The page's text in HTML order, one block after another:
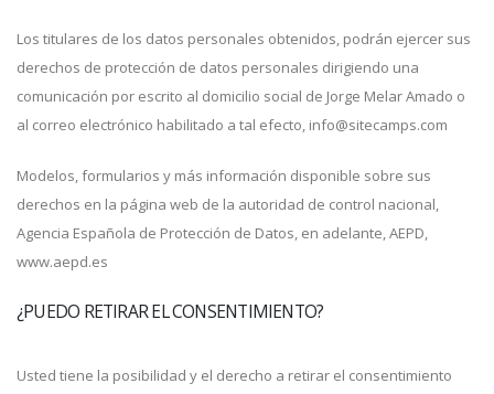
Los titulares de los datos personales obtenidos, podrán ejercer sus
derechos de protección de datos personales dirigiendo una
comunicación por escrito al domicilio social de Jorge Melar Amado o
al correo electrónico habilitado a tal efecto, info@sitecamps.com
Modelos, formularios y más información disponible sobre sus
derechos en la página web de la autoridad de control nacional,
Agencia Española de Protección de Datos, en adelante, AEPD,
www.aepd.es
¿PUEDO RETIRAR EL CONSENTIMIENTO?
Usted tiene la posibilidad y el derecho a retirar el consentimiento